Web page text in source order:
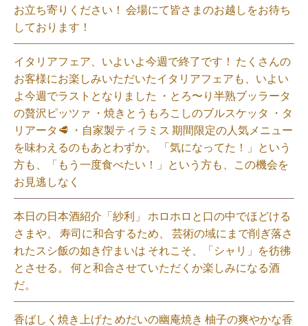
お立ち寄りください！ 会場にて皆さまのお越しをお待ち
しております！
イタリアフェア、いよいよ今週で終了です！ たくさんの
お客様にお楽しみいただいたイタリアフェアも、いよい
よ今週でラストとなりました ・とろ〜り半熟ブッラータ
の贅沢ピッツァ ・焼きとうもろこしのブルスケッタ ・タ
リアータ🥩 ・自家製ティラミス 期間限定の人気メニュー
を味わえるのもあとわずか。 「気になってた！」という
方も、「もう一度食べたい！」という方も、この機会を
お見逃しなく⁡
本日の日本酒紹介「紗利」 ホロホロと口の中でほどける
さまや、 寿司に和合するため、 芸術の域にまで削ぎ落さ
れたスシ飯の如き佇まいは それこそ、「シャリ」を彷彿
とさせる。 何と和合させていただくか楽しみになる酒
だ。⁡
香ばしく焼き上げた めだいの幽庵焼き 柚子の爽やかな香